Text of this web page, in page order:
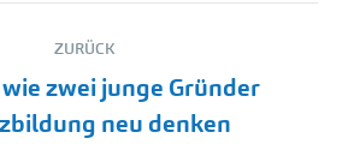
ZURÜCK
Vorheriger
Beitrag:
wie zwei junge Gründer
neu denken